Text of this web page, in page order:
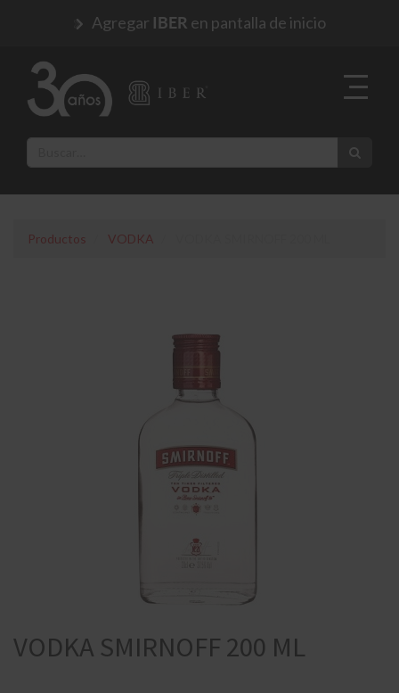
Agregar IBER en pantalla de inicio
Productos VODKA
VODKA SMIRNOFF 200 ML